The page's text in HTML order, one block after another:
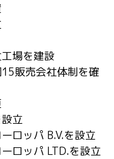
場を建設
販売会社体制を確
立
ロッパ B.V.を設立
ロッパ LTD.を設立